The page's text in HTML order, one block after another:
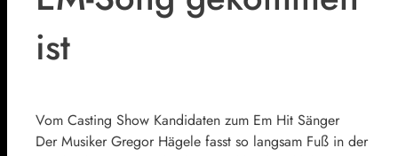
ist
Vom Casting Show Kandidaten zum Em Hit Sänger
Der Musiker Gregor Hägele fasst so langsam Fuß in der